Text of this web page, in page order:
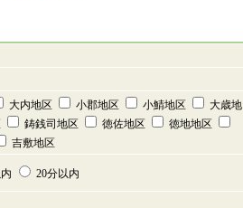
大内地区 小郡地区 小鯖地区
大歳地
鋳銭司地区 徳佐地区
徳地地区
吉敷地区
20分以内